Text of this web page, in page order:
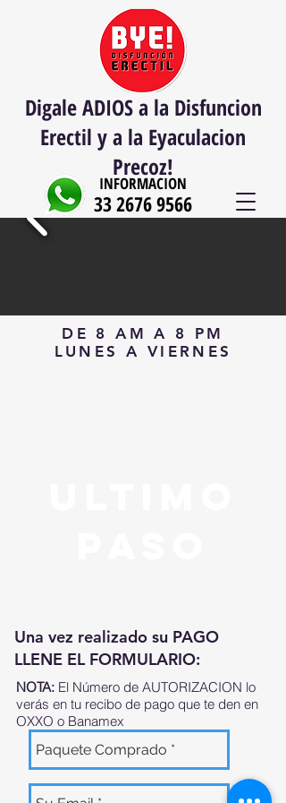
Digale ADIOS a la Disfuncion
Erectil y a la Eyaculacion
Precoz!
INFORMACION
33 2676 9566
33 3952 6851
DE 8 AM A 8 PM
LUNES A VIERNES
Una vez realizado su PAGO
LLENE EL FORMULARIO:
NOTA: El Número de AUTORIZACION lo
verás en tu recibo de pago que te den en
OXXO o Banamex